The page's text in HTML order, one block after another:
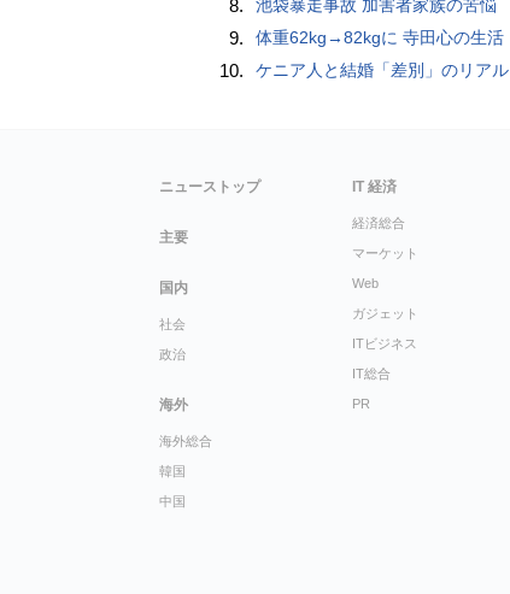
8. 池袋暴走事故 加害者家族の苦悩
9. 体重62kg→82kgに 寺田心の生活
10. ケニア人と結婚「差別」のリアル
ニューストップ
主要
国内
社会
政治
海外
海外総合
韓国
中国
IT 経済
経済総合
マーケット
Web
ガジェット
ITビジネス
IT総合
PR